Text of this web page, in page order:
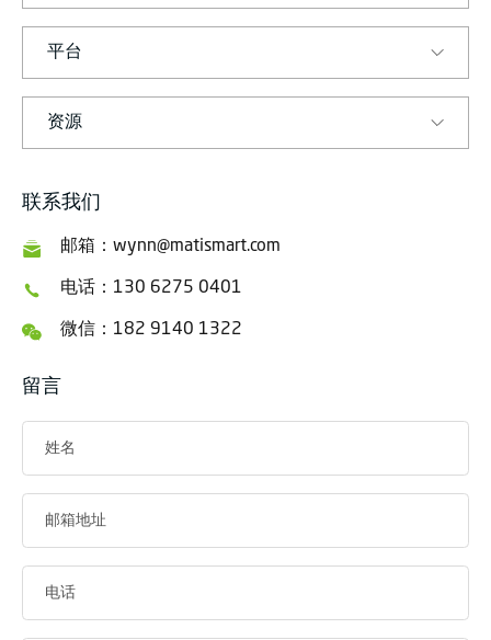
平台
资源
联系我们
邮箱：wynn@matismart.com
电话：130 6275 0401
微信：182 9140 1322
留言